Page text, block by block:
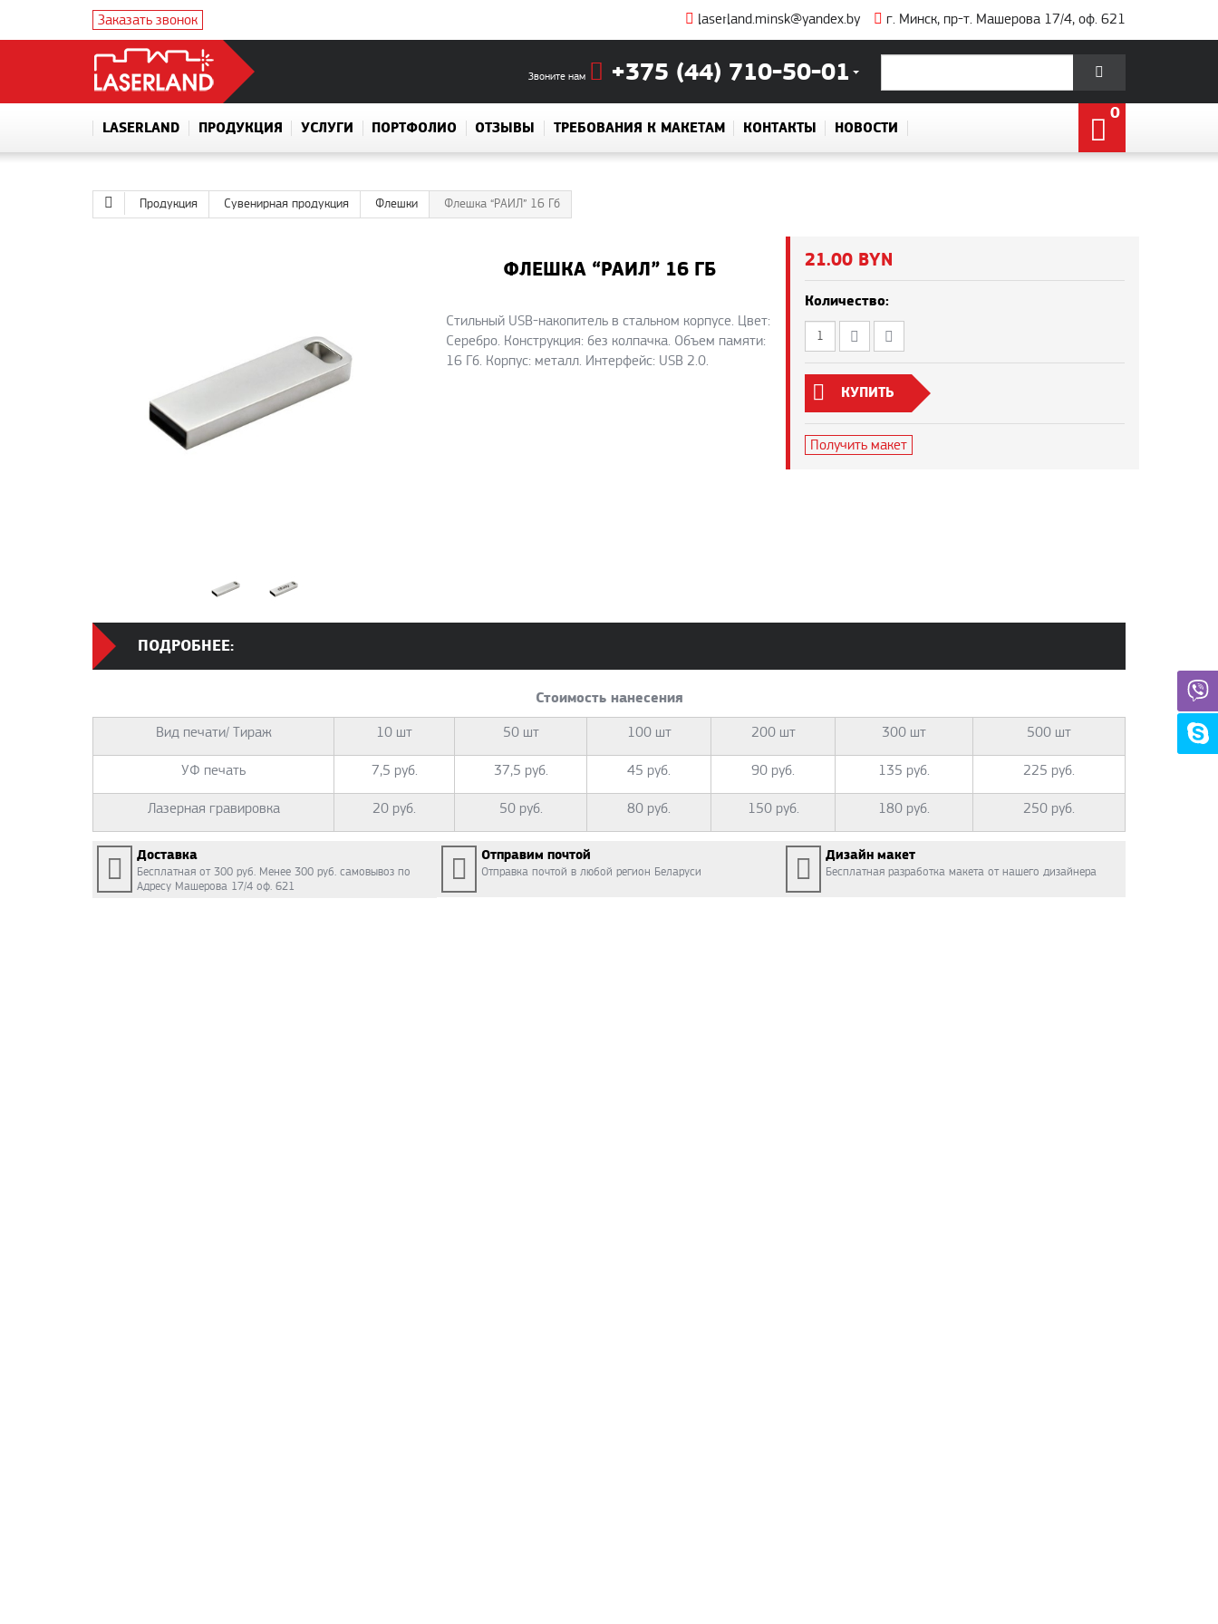
Заказать звонок г. Минск, пр-т. Машерова 17/4, оф. 621
laserland.minsk@yandex.by
Звоните нам +375 (44) 710-50-01
LASERLAND ПРОДУКЦИЯ УСЛУГИ ПОРТФОЛИО ОТЗЫВЫ ТРЕБОВАНИЯ К МАКЕТАМ КОНТАКТЫ НОВОСТИ
0
Продукция Сувенирная продукция Флешки Флешка “РАИЛ” 16 Гб
ФЛЕШКА “РАИЛ” 16 ГБ
Стильный USB-накопитель в стальном корпусе. Цвет:
Серебро. Конcтрукция: без колпачка. Объем памяти:
16 Гб. Корпус: металл. Интерфейс: USB 2.0.
21.00 BYN
Количество:
КУПИТЬ
Получить макет
ПОДРОБНЕЕ:
Стоимость нанесения
Вид печати/ Тираж 10 шт 50 шт 100 шт 200 шт 300 шт 500 шт
УФ печать 7,5 руб. 37,5 руб. 45 руб. 90 руб. 135 руб. 225 руб.
Лазерная гравировка 20 руб. 50 руб. 80 руб. 150 руб. 180 руб. 250 руб.
Доставка
Бесплатная от 300 руб. Менее 300 руб. самовывоз по
Адресу Машерова 17/4 оф. 621
Отправим почтой
Отправка почтой в любой регион Беларуси
Дизайн макет
Бесплатная разработка макета от нашего дизайнера